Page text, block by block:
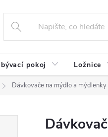
pokoj Ložnice
Dávkovače na mýdlo a mýdlenky